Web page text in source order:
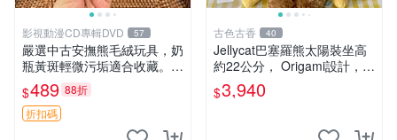
影視動漫CD專輯DVD 57
嚴選中古安撫熊毛絨玩具，奶
瓶黃斑輕微污垢適合收藏。默
認兩日發貨，全國快遞隨機派
送。 成色如圖可放心購買，
輕微瑕疵和臟污不影響使用。
安撫熊 中古玩偶 毛
$489 88折
折扣碼
古色古香 40
Jellycat巴塞羅熊太陽裝坐高
約22公分， Origami設計，來
自越南。嚴選 Recommendat
ion！巴塞羅、 Origami熊、J
$3,940